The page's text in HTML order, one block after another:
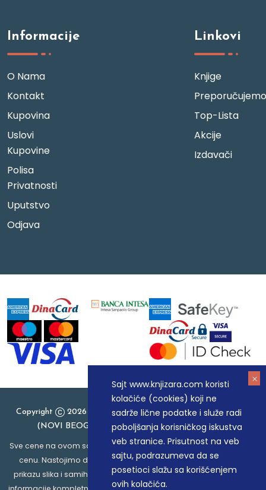
Sajt www.knjizara.com koristi
kolačiće (cookies) koji ne
sadrže lične podatke i služe radi
poboljšanja korisničkog iskustva
veb stranice. Prisutnost na veb
sajtu, podrazumeva da se
posetioci slažu sa korišćenjem
ovih kolačića.
Informacije
O Nama
Kontakt
Kupovina
Uslovi
Kupovine
Polisa
Privatnosti
Uputstvo
Odjava
Linkovi
Knjige
Preporučujemo
Top-Lista
Akcije
Izdavači
Copyright
2026 Knjizara.com - MAKART DOO BEOGRAD
(NOVI BEOGRAD), PIB: 105184104, MB: 20337524
Sve cene na ovom sajtu iskazane su u dinarima. PDV je uračunat u
cenu. Nastojimo da budemo što precizniji u opisu proizvoda,
prikazu slika i samih cena, ali ne možemo garantovati da su sve